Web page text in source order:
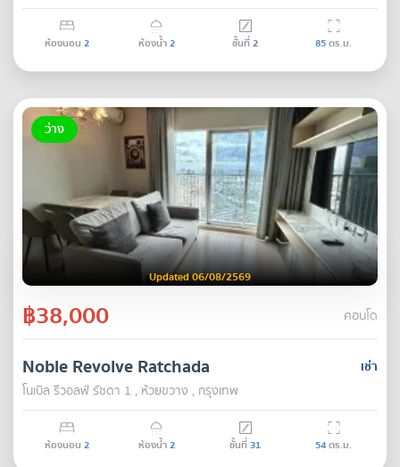
ห้องนอน 2 ห้องน้ำ2 ชั้นที่2 85ตร.ม.
ว่าง
Updated 06/08/2569
฿38,000 คอนโด
เช่า
Noble Revolve Ratchada
โนเบิล รีวอลฟ์ รัชดา 1 , ห้วยขวาง , กรุงเทพ
ห้องนอน 2 ห้องน้ำ2 ชั้นที่31 54ตร.ม.